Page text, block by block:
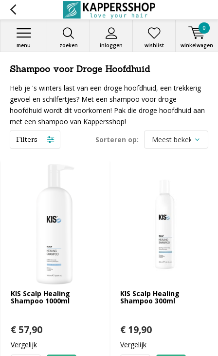
zoeken inloggen
menu wishlist winkelwagen
0
Shampoo voor Droge Hoofdhuid
Heb je 's winters last van een droge hoofdhuid, een trekkerig
gevoel en schilfertjes? Met een shampoo voor droge
hoofdhuid wordt dit voorkomen! Pak die droge hoofdhuid aan
met een shampoo van Kappersshop!
Filters Sorteren op:
KIS Scalp Healing
Shampoo 1000ml
€ 57,90
Vergelijk
KIS Scalp Healing
Shampoo 300ml
€ 19,90
Vergelijk